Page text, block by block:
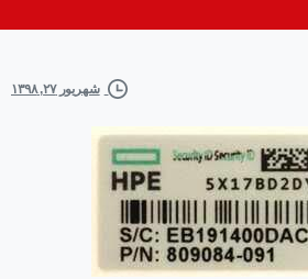
شهریور ۲۷, ۱۳۹۸